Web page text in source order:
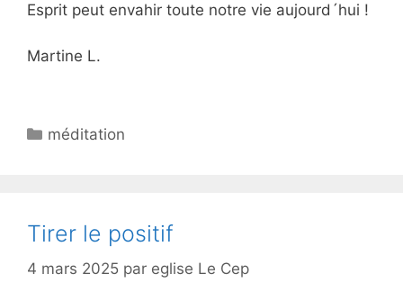
Esprit peut envahir toute notre vie aujourd´hui !
Martine L.
méditation
Tirer le positif
4 mars 2025 par eglise Le Cep